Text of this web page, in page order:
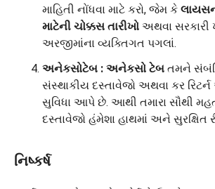
માહિતી નોંધવા માટે કરો, જેમ કે
માટેની ચોક્કસ તારીખો અથવા સરકારી
અરજીમાંના વ્યક્તિગત પગલાં.
અનેકસોટેબ : અનેકસો ટેબ તમને
સંસ્થાકીય દસ્તાવેજો અથવા કર
સુવિધા આપે છે. આથી તમારા સૌથી
દસ્તાવેજો હંમેશા હાથમાં અને સુરક્ષિત
નિષ્કર્ષ